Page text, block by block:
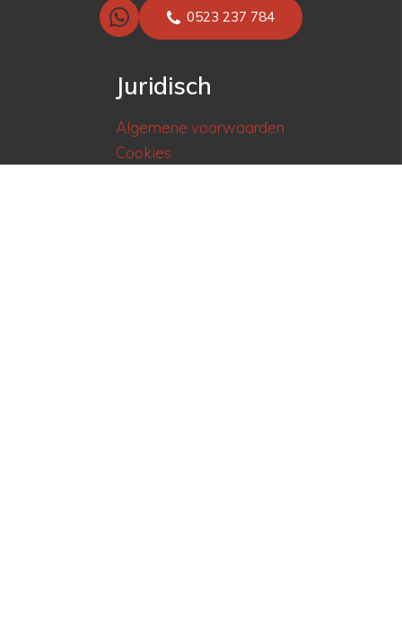
Juridisch
Algemene voorwaarden
Cookies
0523 237 784